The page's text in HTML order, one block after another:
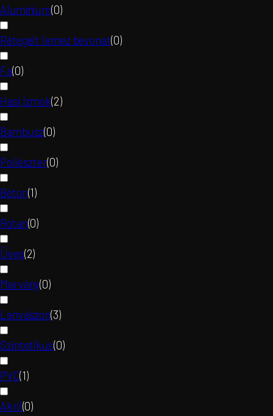
Alumínium(0)
Rétegelt lemez bevonat(0)
Fa(0)
Hasi izmok(2)
Bambusz(0)
Poliészter(0)
Beton(1)
Rotan(0)
Üveg(2)
Marvány(0)
Lenvászon(3)
Szintetikus(0)
PVC(1)
Akril(0)